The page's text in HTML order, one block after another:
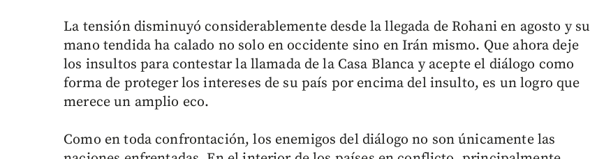
La tensión disminuyó considerablemente desde la llegada de Rohani en agosto y su
mano tendida ha calado no solo en occidente sino en Irán mismo. Que ahora deje
los insultos para contestar la llamada de la Casa Blanca y acepte el diálogo como
forma de proteger los intereses de su país por encima del insulto, es un logro que
merece un amplio eco.
Como en toda confrontación, los enemigos del diálogo no son únicamente las